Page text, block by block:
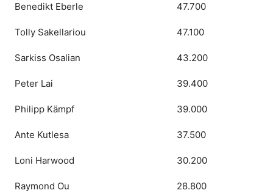
Benedikt Eberle 47.700
Tolly Sakellariou 47.100
Sarkiss Osalian 43.200
Peter Lai 39.400
Philipp Kämpf 39.000
Ante Kutlesa 37.500
Loni Harwood 30.200
Raymond Ou 28.800